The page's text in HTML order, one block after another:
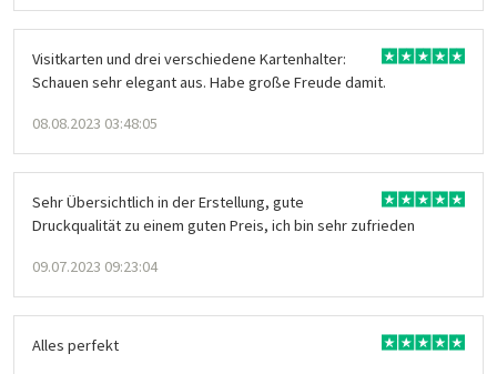
Visitkarten und drei verschiedene Kartenhalter:
Schauen sehr elegant aus. Habe große Freude damit.
08.08.2023 03:48:05
Sehr Übersichtlich in der Erstellung, gute
Druckqualität zu einem guten Preis, ich bin sehr zufrieden
09.07.2023 09:23:04
Alles perfekt